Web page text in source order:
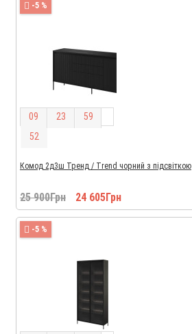
-5 %
09 23 59
51
Комод 2д3ш Тренд / Trend чорний з підсвіткою
25 900Грн 24 605Грн
-5 %